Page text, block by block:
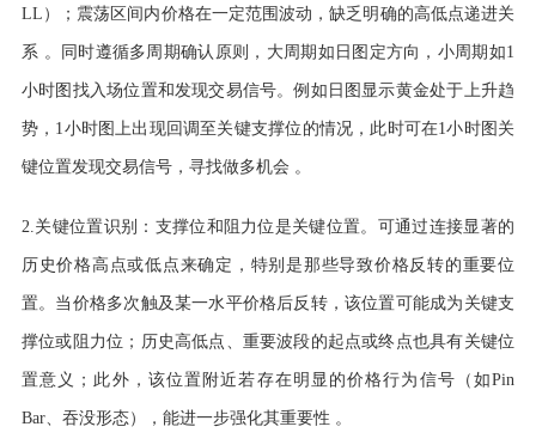
LL）；震荡区间内价格在一定范围波动，缺乏明确的高低点递进关
系 。同时遵循多周期确认原则，大周期如日图定方向，小周期如1
小时图找入场位置和发现交易信号。例如日图显示黄金处于上升趋
势，1小时图上出现回调至关键支撑位的情况，此时可在1小时图关
键位置发现交易信号，寻找做多机会 。
2.关键位置识别：支撑位和阻力位是关键位置。可通过连接显著的
历史价格高点或低点来确定，特别是那些导致价格反转的重要位
置。当价格多次触及某一水平价格后反转，该位置可能成为关键支
撑位或阻力位；历史高低点、重要波段的起点或终点也具有关键位
置意义；此外，该位置附近若存在明显的价格行为信号（如Pin
Bar、吞没形态），能进一步强化其重要性 。